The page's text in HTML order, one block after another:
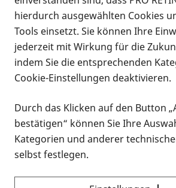
Infomaterial
Infomaterial
Vorlesen
Alle Infomaterialien in
Formaten an einem Ort
Sie möchten wissen, wie Sie nach
hierdurch ausgewählten Cookies
Tools einsetzt. Sie können Ihre
jederzeit mit Wirkung für die
indem Sie die entsprechenden
Cookie-Einstellungen deaktivieren.
Durch das Klicken auf den Button
bestätigen“ können Sie Ihre
Kategorien und anderer
selbst festlegen.